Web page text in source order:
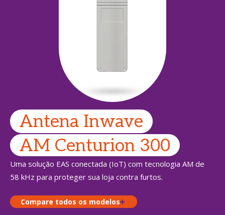
Antena Inwave
AM Centurion 300
Uma solução EAS conectada (IoT) com tecnologia AM de
58 kHz para proteger sua loja contra furtos.
Compare todos os modelos